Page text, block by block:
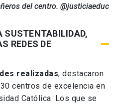
del centro. @justiciaeduc
SUSTENTABILIDAD,
REDES DE
realizadas, destacaron
centros de excelencia en
Católica. Los que se